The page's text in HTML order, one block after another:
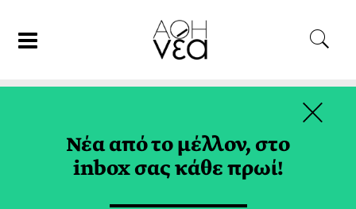
ΨΥΧΟΛΟΓΙΑ
Ηγεσία Εαυτού
Νέα από το μέλλον, στο
inbox σας κάθε πρωί!
×